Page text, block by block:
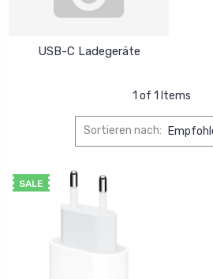
USB-C Ladegeräte
1 of 1 Items
Sortieren nach:
SALE